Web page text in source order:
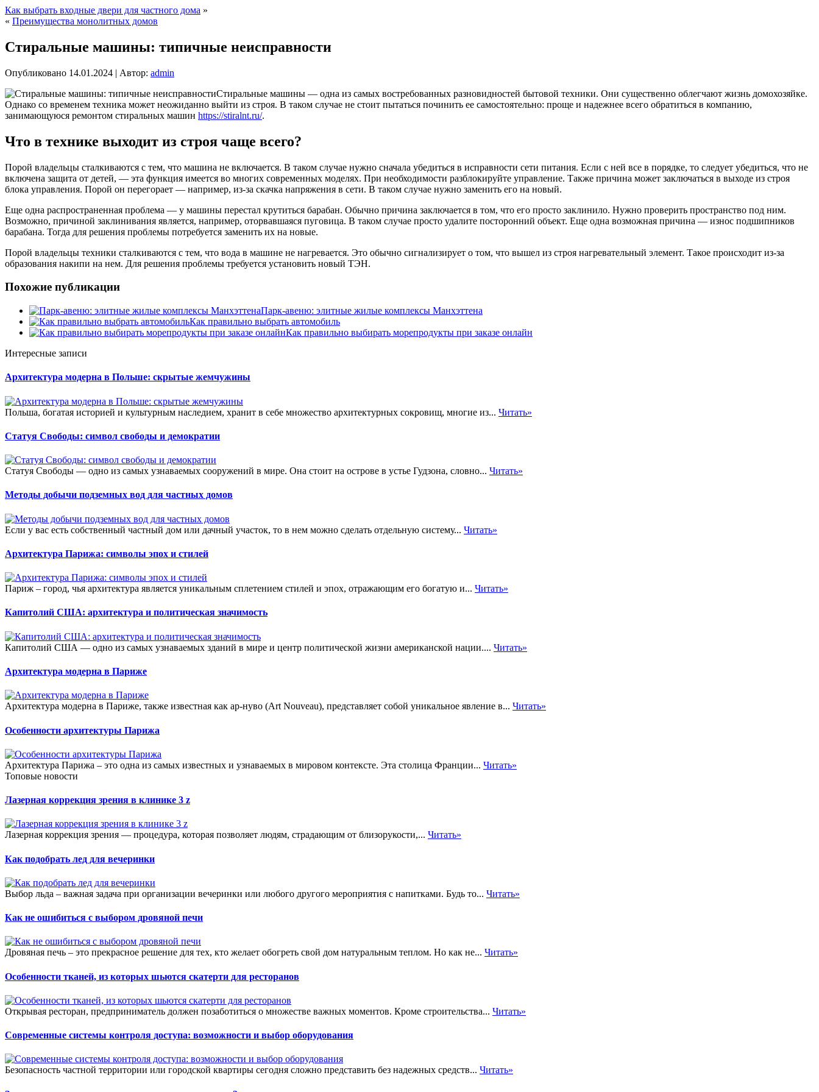
Как выбрать входные двери для частного дома »
« Преимущества монолитных домов
Стиральные машины: типичные неисправности
Опубликовано 14.01.2024 | Автор: admin
Стиральные машины — одна из самых востребованных разновидностей бытовой техники. Они существенно облегчают жизнь домохозяйке.
Однако со временем техника может неожиданно выйти из строя. В таком случае не стоит пытаться починить ее самостоятельно: проще и надежнее всего обратиться в компанию,
занимающуюся ремонтом стиральных машин https://stiralnt.ru/.
Что в технике выходит из строя чаще всего?
Порой владельцы сталкиваются с тем, что машина не включается. В таком случае нужно сначала убедиться в исправности сети питания. Если с ней все в порядке, то следует убедиться, что не
включена защита от детей, — эта функция имеется во многих современных моделях. При необходимости разблокируйте управление. Также причина может заключаться в выходе из строя
блока управления. Порой он перегорает — например, из-за скачка напряжения в сети. В таком случае нужно заменить его на новый.
Еще одна распространенная проблема — у машины перестал крутиться барабан. Обычно причина заключается в том, что его просто заклинило. Нужно проверить пространство под ним.
Возможно, причиной заклинивания является, например, оторвавшаяся пуговица. В таком случае просто удалите посторонний объект. Еще одна возможная причина — износ подшипников
барабана. Тогда для решения проблемы потребуется заменить их на новые.
Порой владельцы техники сталкиваются с тем, что вода в машине не нагревается. Это обычно сигнализирует о том, что вышел из строя нагревательный элемент. Такое происходит из-за
образования накипи на нем. Для решения проблемы требуется установить новый ТЭН.
Похожие публикации
Парк-авеню: элитные жилые комплексы Манхэттена
Как правильно выбрать автомобиль
Как правильно выбирать морепродукты при заказе онлайн
Интересные записи
Архитектура модерна в Польше: скрытые жемчужины
Польша, богатая историей и культурным наследием, хранит в себе множество архитектурных сокровищ, многие из... Читать»
Статуя Свободы: символ свободы и демократии
Статуя Свободы — одно из самых узнаваемых сооружений в мире. Она стоит на острове в устье Гудзона, словно... Читать»
Методы добычи подземных вод для частных домов
Если у вас есть собственный частный дом или дачный участок, то в нем можно сделать отдельную систему... Читать»
Архитектура Парижа: символы эпох и стилей
Париж – город, чья архитектура является уникальным сплетением стилей и эпох, отражающим его богатую и... Читать»
Капитолий США: архитектура и политическая значимость
Капитолий США — одно из самых узнаваемых зданий в мире и центр политической жизни американской нации.... Читать»
Архитектура модерна в Париже
Архитектура модерна в Париже, также известная как ар-нуво (Art Nouveau), представляет собой уникальное явление в... Читать»
Особенности архитектуры Парижа
Архитектура Парижа – это одна из самых известных и узнаваемых в мировом контексте. Эта столица Франции... Читать»
Топовые новости
Лазерная коррекция зрения в клинике 3 z
Лазерная коррекция зрения — процедура, которая позволяет людям, страдающим от близорукости,... Читать»
Как подобрать лед для вечеринки
Выбор льда – важная задача при организации вечеринки или любого другого мероприятия с напитками. Будь то... Читать»
Как не ошибиться с выбором дровяной печи
Дровяная печь – это прекрасное решение для тех, кто желает обогреть свой дом натуральным теплом. Но как не... Читать»
Особенности тканей, из которых шьются скатерти для ресторанов
Открывая ресторан, предприниматель должен позаботиться о множестве важных моментов. Кроме строительства... Читать»
Современные системы контроля доступа: возможности и выбор оборудования
Безопасность частной территории или городской квартиры сегодня сложно представить без надежных средств... Читать»